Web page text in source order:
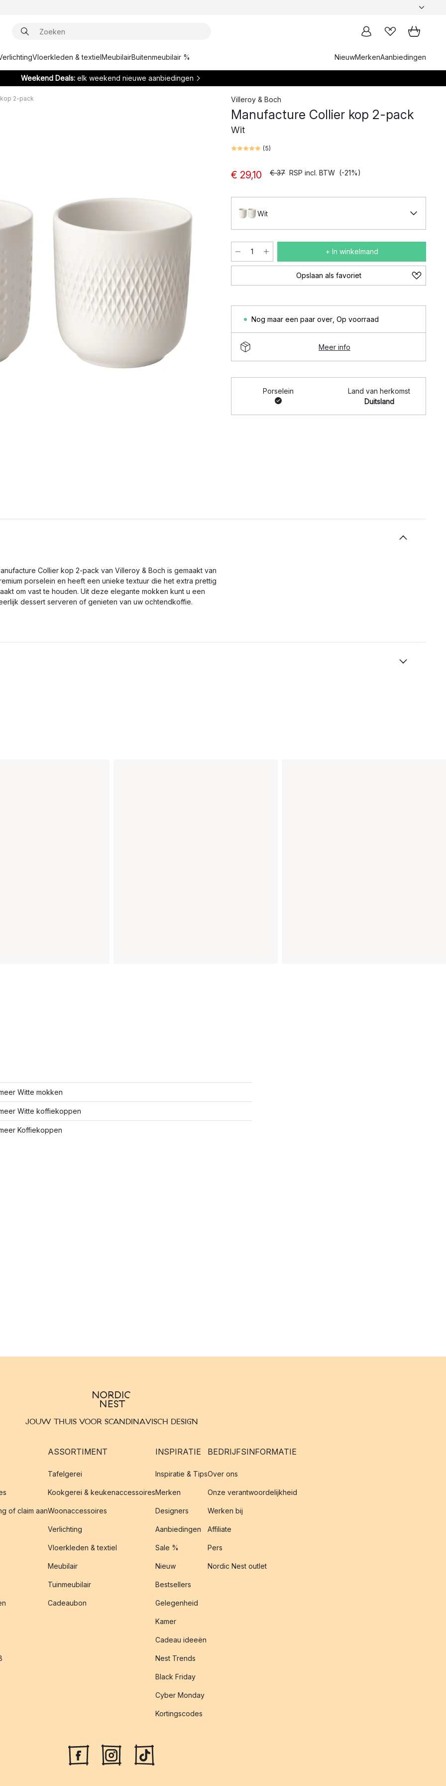
Vloerkleden & textielMeubilairBuitenmeubilair % NieuwMerkenAanbiedingen
Weekend Deals: elk weekend nieuwe aanbiedingen
2-pack Villeroy & Boch
Manufacture Collier kop 2-pack
Wit
(5)
€ 29,10 € 37 RSP incl. BTW (-21%)
Wit
+ In winkelmand
Opslaan als favoriet
Nog maar een paar over Op voorraad
Meer info
Porselein
Land van herkomst
Duitsland
Collier kop 2-pack van Villeroy & Boch is gemaakt van
porselein en heeft een unieke textuur die het extra prettig
om vast te houden. Uit deze elegante mokken kunt u een
dessert serveren of genieten van uw ochtendkoffie.
Witte mokken
Witte koffiekoppen
Koffiekoppen
JOUW THUIS VOOR SCANDINAVISCH DESIGN
of claim aan
ASSORTIMENT
Tafelgerei
Kookgerei & keukenaccessoires
Woonaccessoires
Verlichting
Vloerkleden & textiel
Meubilair
Tuinmeubilair
Cadeaubon
INSPIRATIE
Inspiratie & Tips
Merken
Designers
Aanbiedingen
Sale %
Nieuw
Bestsellers
Gelegenheid
Kamer
Cadeau ideeën
Nest Trends
Black Friday
Cyber Monday
Kortingscodes
BEDRIJFSINFORMATIE
Over ons
Onze verantwoordelijkheid
Werken bij
Affiliate
Pers
Nordic Nest outlet